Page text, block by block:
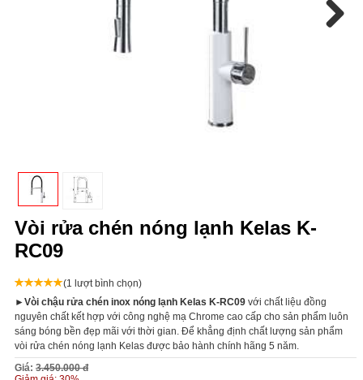
Vòi rửa chén nóng lạnh Kelas K-
RC09
(1 lượt bình chọn)
►Vòi chậu rửa chén inox nóng lạnh Kelas K-RC09 với chất liệu đồng
nguyên chất kết hợp với công nghệ mạ Chrome cao cấp cho sản phẩm luôn
sáng bóng bền đẹp mãi với thời gian. Để khẳng định chất lượng sản phẩm
vòi rửa chén nóng lạnh Kelas được bảo hành chính hãng 5 năm.
Giá: 3.450.000 đ